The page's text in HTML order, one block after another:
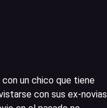
con un chico que tiene
con sus ex-novias